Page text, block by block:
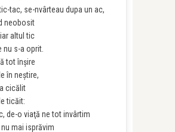
tac, se-nvârteau dupa un ac,
neobosit
altul tic
nu s-a oprit.
tot înşire
în neştire,
cicălit
ticăit:
de-o viaţă ne tot invârtim
mai isprăvim